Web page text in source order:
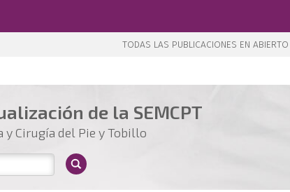
TODAS LAS PUBLICACIONES EN ABIERTO |
de la SEMCPT
y Cirugía del Pie y Tobillo